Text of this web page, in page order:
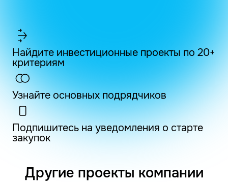
Найдите инвестиционные проекты по 20+
критериям
Узнайте основных подрядчиков
Подпишитесь на уведомления о старте
закупок
Другие проекты компании